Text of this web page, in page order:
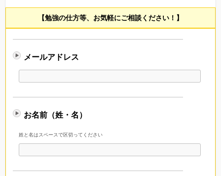
【勉強の仕方等、お気軽にご相談ください！】
メールアドレス
お名前（姓・名）
姓と名はスペースで区切ってください